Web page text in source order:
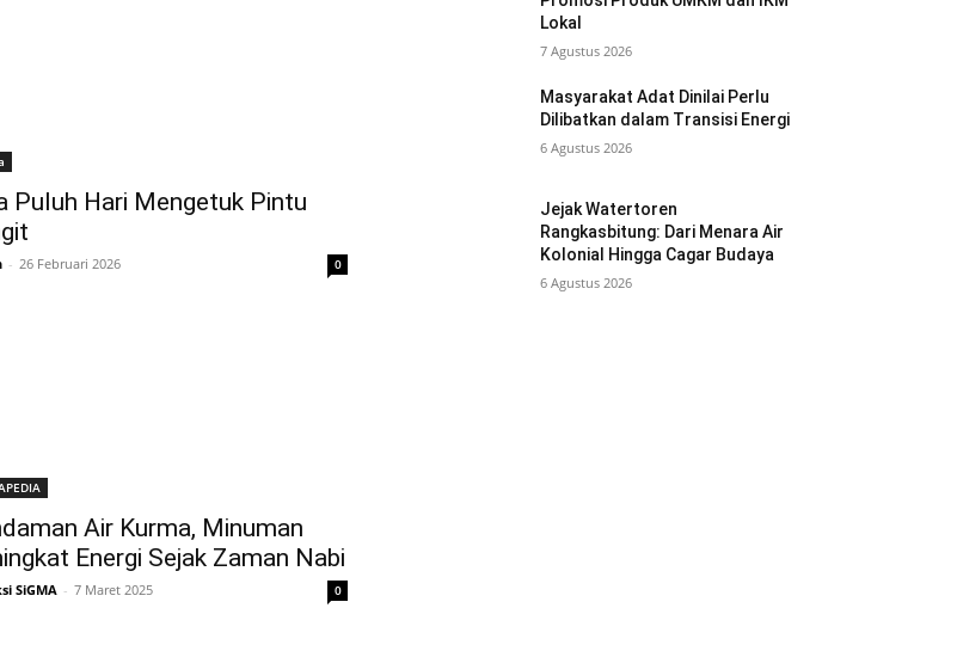
Puluh Hari Mengetuk Pintu
- 26 Februari 2026 0
Air Kurma, Minuman
Energi Sejak Zaman Nabi
SiGMA - 7 Maret 2025 0
Lokal
7 Agustus 2026
Masyarakat Adat Dinilai Perlu
Dilibatkan dalam Transisi Energi
6 Agustus 2026
Jejak Watertoren
Rangkasbitung: Dari Menara Air
Kolonial Hingga Cagar Budaya
6 Agustus 2026